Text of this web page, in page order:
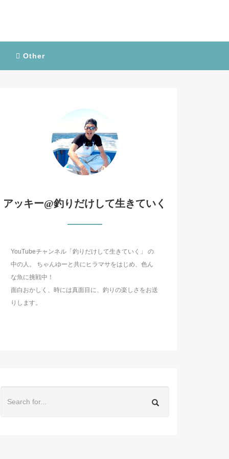
Other
アッキー@釣りだけして生きていく
YouTubeチャンネル「釣りだけして生きていく」 の
中の人。 ちゃんゆーと共にヒラマサをはじめ、色ん
な魚に挑戦中！
面白おかしく、時には真面目に、釣りの楽しさをお送
りします。